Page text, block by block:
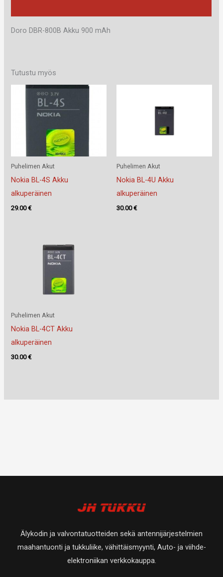
Doro DBR-800B Akku 900 mAh
Tutustu myös
Puhelimen Akut
Nokia BL-4S Akku
alkuperäinen
29.00€
Puhelimen Akut
Nokia BL-4U Akku
alkuperäinen
30.00€
Puhelimen Akut
Nokia BL-4CT Akku
alkuperäinen
30.00€
Älykodin ja valvontatuotteiden sekä antennijärjestelmien
maahantuonti ja tukkuliike, vähittäismyynti, Auto- ja viihde-
elektroniikan verkkokauppa.